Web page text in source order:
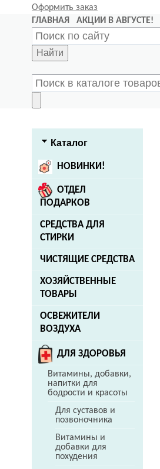
Оформить заказ
ГЛАВНАЯ
АКЦИИ В АВГУСТЕ!
Найти
Каталог
НОВИНКИ!
ОТДЕЛ
ПОДАРКОВ
СРЕДСТВА ДЛЯ
СТИРКИ
ЧИСТЯЩИЕ СРЕДСТВА
ХОЗЯЙСТВЕННЫЕ
ТОВАРЫ
ОСВЕЖИТЕЛИ
ВОЗДУХА
ДЛЯ ЗДОРОВЬЯ
Витамины, добавки,
напитки для
бодрости и красоты
Для суставов и
позвоночника
Витамины и
добавки для
похудения